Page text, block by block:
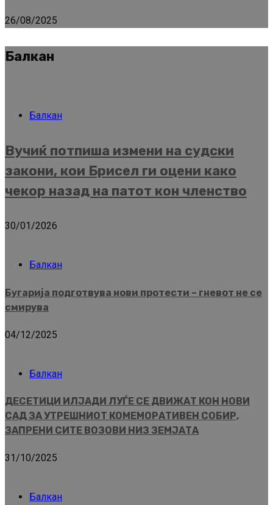
26/08/2025
Балкан
Балкан
Вучиќ потпиша измени на судски
закони, кои Брисел ги оцени како
чекор назад на патот кон членство
30/01/2026
Балкан
Бугарија подготвува нови протести – гневот не се
смирува
04/12/2025
Балкан
ДЕСЕТИЦИ ИЛЈАДИ ЛУЃЕ СЕ ДВИЖАТ КОН НОВИ
САД ЗА УТРЕШНИОТ КОМЕМОРАТИВЕН СОБИР,
ЗАПРЕНИ СИТЕ ВОЗОВИ НИЗ ЗЕМЈАТА
31/10/2025
Балкан